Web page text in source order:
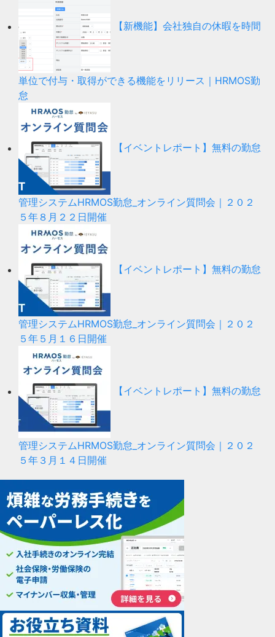
【新機能】会社独自の休暇を時間
単位で付与・取得ができる機能をリリース｜HRMOS勤
怠
【イベントレポート】無料の勤怠
管理システムHRMOS勤怠_オンライン質問会｜２０２
５年８月２２日開催
【イベントレポート】無料の勤怠
管理システムHRMOS勤怠_オンライン質問会｜２０２
５年５月１６日開催
【イベントレポート】無料の勤怠
管理システムHRMOS勤怠_オンライン質問会｜２０２
５年３月１４日開催